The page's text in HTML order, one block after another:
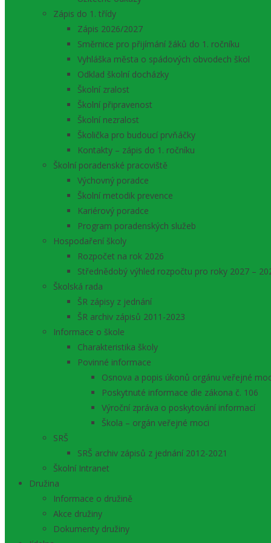
Zápis do 1. třídy
Zápis 2026/2027
Směrnice pro přijímání žáků do 1. ročníku
Vyhláška města o spádových obvodech škol
Odklad školní docházky
Školní zralost
Školní připravenost
Školní nezralost
Školička pro budoucí prvňáčky
Kontakty – zápis do 1. ročníku
Školní poradenské pracoviště
Výchovný poradce
Školní metodik prevence
Kariérový poradce
Program poradenských služeb
Hospodaření školy
Rozpočet na rok 2026
Střednědobý výhled rozpočtu pro roky 2027 –
Školská rada
ŠR zápisy z jednání
ŠR archiv zápisů 2011-2023
Informace o škole
Charakteristika školy
Povinné informace
Osnova a popis úkonů orgánu veřejné
Poskytnuté informace dle zákona č. 106
Výroční zpráva o poskytování informací
Škola – orgán veřejné moci
SRŠ
SRŠ archiv zápisů z jednání 2012-2021
Školní Intranet
Družina
Informace o družině
Akce družiny
Dokumenty družiny